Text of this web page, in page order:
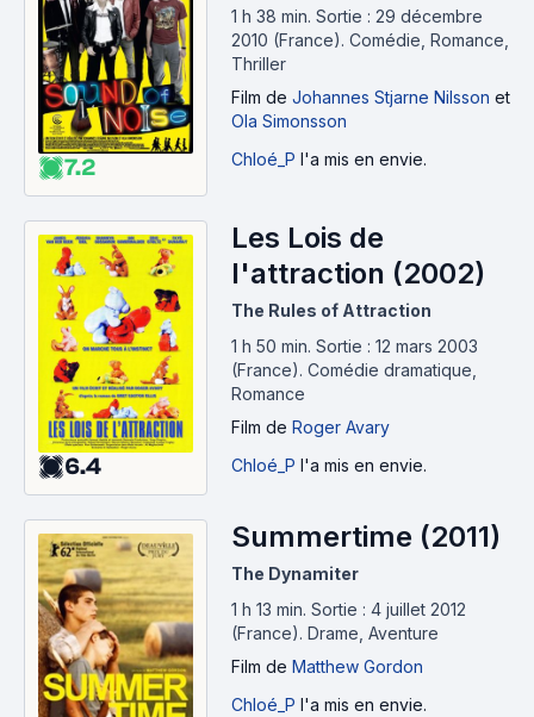
7.2
1 h 38 min. Sortie : 29 décembre
2010 (France). Comédie, Romance,
Thriller
Film de Johannes Stjarne Nilsson et
Ola Simonsson
Chloé_P l'a mis en envie.
6.4
Les Lois de
l'attraction (2002)
The Rules of Attraction
1 h 50 min. Sortie : 12 mars 2003
(France). Comédie dramatique,
Romance
Film de Roger Avary
Chloé_P l'a mis en envie.
Summertime (2011)
The Dynamiter
1 h 13 min. Sortie : 4 juillet 2012
(France). Drame, Aventure
Film de Matthew Gordon
Chloé_P l'a mis en envie.